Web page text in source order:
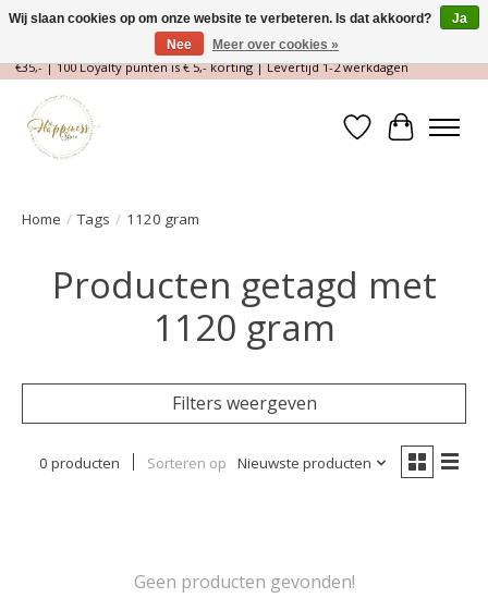
Magische Conceptstore, Edelstenen & Spirituele winkel | Gratis verzending >
€35,- | 100 Loyalty punten is € 5,- korting | Levertijd 1-2 werkdagen
Verlanglijst
Home / Tags / 1120 gram
Producten getagd met
1120 gram
Filters weergeven
0 producten Sorteren op Nieuwste producten
Geen producten gevonden!
Wij slaan cookies op om onze website te verbeteren. Is dat akkoord?
Ja
Nee
Meer over cookies »